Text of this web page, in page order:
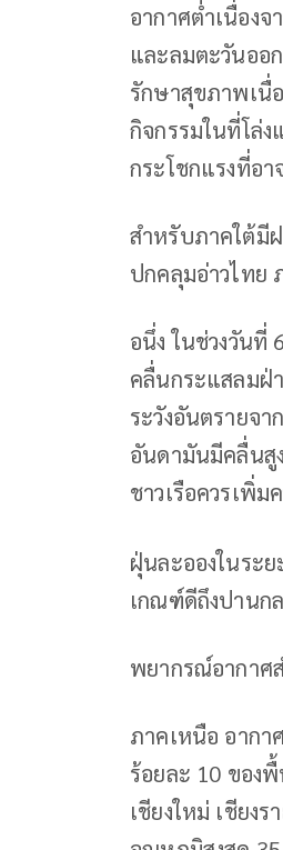
อากาศต่ำเนื่อง
และลมตะวันออ
รักษาสุขภาพเนื่
กิจกรรมในที่โล่
กระโชกแรงที่อ
สำหรับภาคใต้มี
ปกคลุมอ่าวไทย
อนึ่ง ในช่วงวัน
คลื่นกระแสลมฝ่
ระวังอันตรายจ
อันดามันมีคลื่นสู
ชาวเรือควรเพิ่
ฝุ่นละอองในระ
เกณฑ์ดีถึงปานก
พยากรณ์อากาศ
ภาคเหนือ อาก
ร้อยละ 10 ของ
เชียงใหม่ เชียง